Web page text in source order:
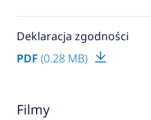
Deklaracja zgodności
PDF (0.28 MB)
Filmy